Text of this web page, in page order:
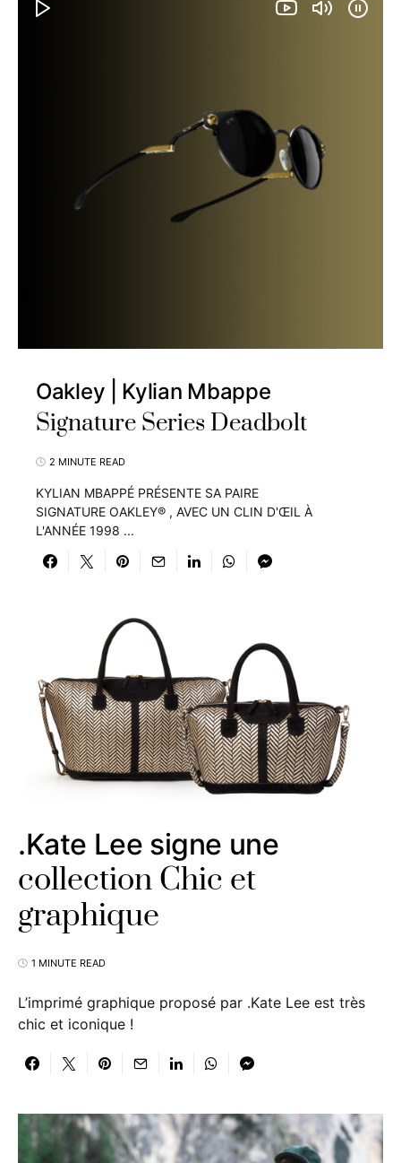
Oakley | Kylian Mbappe
Signature Series Deadbolt
2 MINUTE READ
KYLIAN MBAPPÉ PRÉSENTE SA PAIRE
SIGNATURE OAKLEY® , AVEC UN CLIN D'ŒIL À
L'ANNÉE 1998 ...
.Kate Lee signe une
collection Chic et
graphique
1 MINUTE READ
L’imprimé graphique proposé par .Kate Lee est très
chic et iconique !